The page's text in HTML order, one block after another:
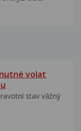
volat
stav vážný